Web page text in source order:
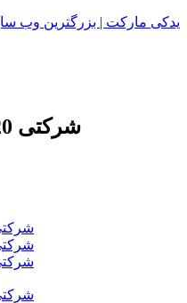
یدکی مارکت | بزرگترین وب
زنجیر تایم برلیانس H220 شرکتی